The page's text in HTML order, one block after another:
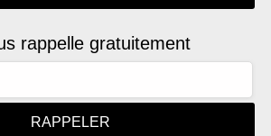
rappelle gratuitement